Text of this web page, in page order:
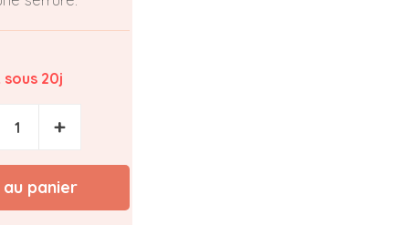
20j
+
panier